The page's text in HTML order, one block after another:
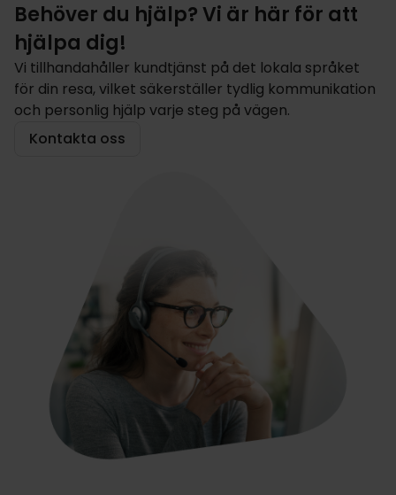
Behöver du hjälp? Vi är här för att
hjälpa dig!
Vi tillhandahåller kundtjänst på det lokala språket
för din resa, vilket säkerställer tydlig kommunikation
och personlig hjälp varje steg på vägen.
Kontakta oss